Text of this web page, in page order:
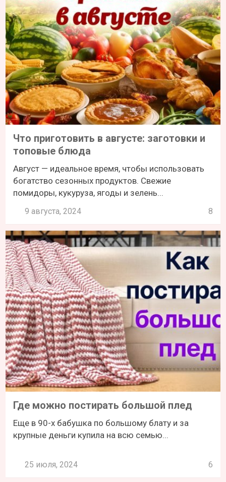
Что приготовить в августе: заготовки и
топовые блюда
Август — идеальное время, чтобы использовать
богатство сезонных продуктов. Свежие
помидоры, кукуруза, ягоды и зелень...
9 августа, 2024 8
Где можно постирать большой плед
Еще в 90-х бабушка по большому блату и за
крупные деньги купила на всю семью...
25 июля, 2024 6